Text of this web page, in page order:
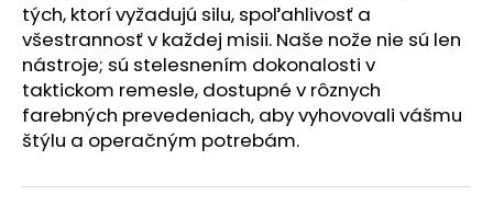
tých, ktorí vyžadujú silu, spoľahlivosť a
všestrannosť v každej misii. Naše nože nie sú len
nástroje; sú stelesnením dokonalosti v
taktickom remesle, dostupné v rôznych
farebných prevedeniach, aby vyhovovali vášmu
štýlu a operačným potrebám.